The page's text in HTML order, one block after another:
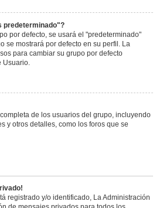
predeterminado"?
por defecto, se usará el "predeterminado"
se mostrará por defecto en su perfil. La
para cambiar su grupo por defecto
Usuario.
de los usuarios del grupo, incluyendo
y otros detalles, como los foros que se
registrado y/o identificado, La Administración